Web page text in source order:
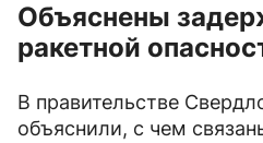
Объяснены
ракетной
В правительстве
объяснили, с чем